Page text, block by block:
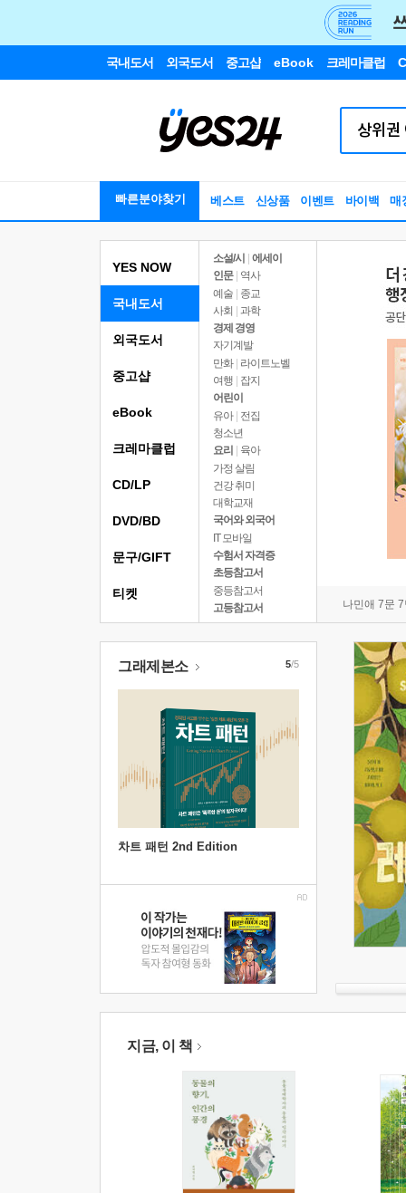
국내도서 외국도서 중고샵 eBook 크레마클럽
빠른분야찾기 베스트 신상품 이벤트 바이백 매
YES NOW
국내도서
소설/시
에세이
인문
역사
예술 | 종교
사회 | 과학
경제 경영
자기계발
만화 | 라이트노벨
여행
잡지
어린이
유아 | 전집
청소년
요리
육아
가정 살림
건강 취미
대학교재
국어와 외국어
IT 모바일
수험서 자격증
초등참고서
중등참고서
고등참고서
나민애 7문
외국도서
중고샵
eBook
크레마클럽
CD/LP
DVD/BD
문구/GIFT
티켓
그래제본소
차트 패턴 2nd Edition
5/5
지금, 이 책